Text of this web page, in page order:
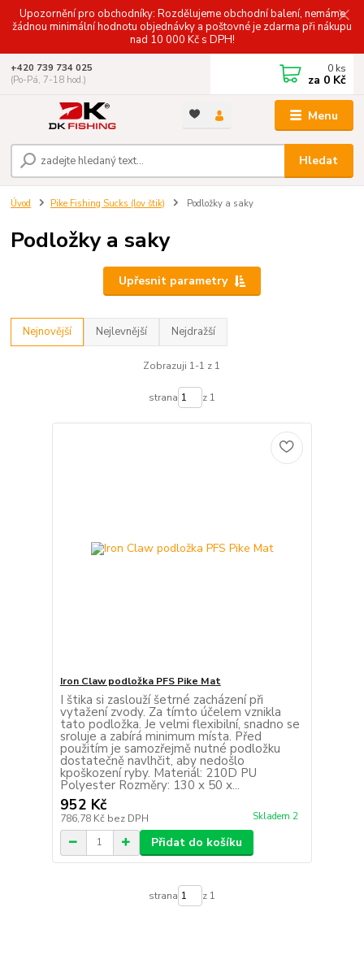
Upozornění pro obchodníky: Rozdělujeme obchodní balení, nemáme
žádnou minimální hodnotu objednávky a poštovné je zdarma při nákupu
nad 10 000 Kč s DPH!
Menu
Hledat
+420 739 734 025
(Po-Pá, 7-18 hod.)
0 ks
za 0 Kč
Úvod Pike Fishing Sucks (lov štik) Podložky a saky
Podložky a saky
Upřesnit parametry
Nejnovější Nejlevnější Nejdražší
Zobrazuji 1-1 z 1
strana z 1
Iron Claw podložka PFS Pike Mat
I štika si zaslouží šetrné zacházení při
vytažení zvody. Za tímto účelem vznikla
tato podložka. Je velmi flexibilní, snadno se
sroluje a zabírá minimum místa. Před
použitím je samozřejmě nutné podložku
dostatečně navlhčit, aby nedošlo
kpoškození ryby. Materiál: 210D PU
Polyester Rozměry: 130 x 50 x...
952 Kč
786,78 Kč bez DPH Skladem 2
Přidat do košíku
strana z 1